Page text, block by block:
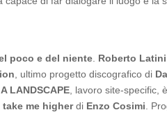
poco e del niente Roberto Latini
, ultimo progetto discografico di
A LANDSCAPE , lavoro site-
take me higherdi Enzo Cosimi .